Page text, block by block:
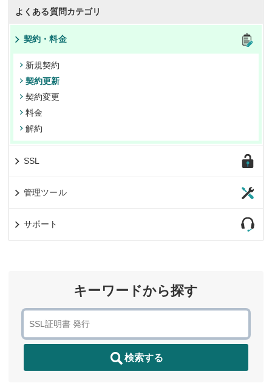
よくある質問カテゴリ
契約・料金
新規契約
契約更新
契約変更
料金
解約
SSL
管理ツール
サポート
キーワードから探す
検索する